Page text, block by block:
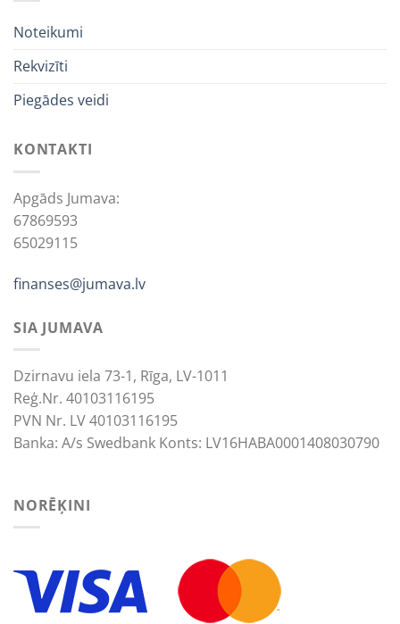
Noteikumi
Rekvizīti
Piegādes veidi
KONTAKTI
Apgāds Jumava:
67869593
65029115
finanses@jumava.lv
SIA JUMAVA
Dzirnavu iela 73-1, Rīga, LV-1011
Reģ.Nr. 40103116195
PVN Nr. LV 40103116195
Banka: A/s Swedbank Konts: LV16HABA0001408030790
NORĒĶINI